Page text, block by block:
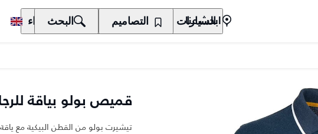
السيارات المالكون الاكتشاف الشراء ابحث عنا التصاميم البحث
قميص بولو بياقة
تيشيرت بولو من القطن البيكية مع